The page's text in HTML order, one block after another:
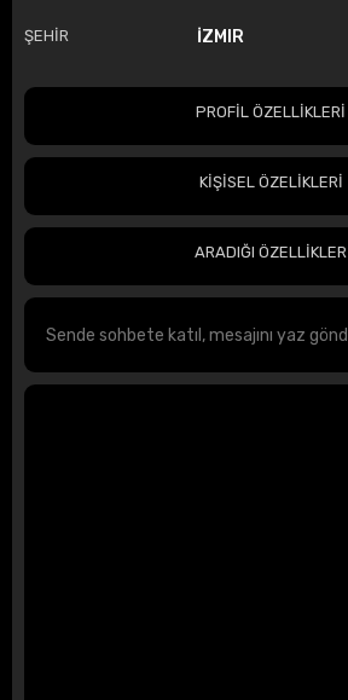
ŞEHİR İZMIR
PROFİL ÖZELLİKLERİ
KİŞİSEL ÖZELİKLERİ
ARADIĞI ÖZELLİKLER